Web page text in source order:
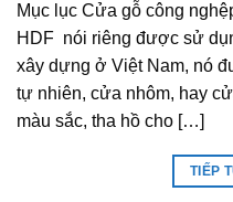
Mục lục Cửa gỗ công
HDF nói riêng được sử
xây dựng ở Việt Nam, nó
tự nhiên, cửa nhôm, hay
màu sắc, tha hồ cho […]
TIẾP